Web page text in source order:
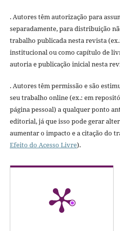
. Autores têm autorização para
separadamente, para distribuição
trabalho publicada nesta revista
institucional ou como capítulo de
autoria e publicação inicial nesta
. Autores têm permissão e são
seu trabalho online (ex.: em
página pessoal) a qualquer ponto
editorial, já que isso pode gerar
aumentar o impacto e a citação do
Efeito do Acesso Livre).